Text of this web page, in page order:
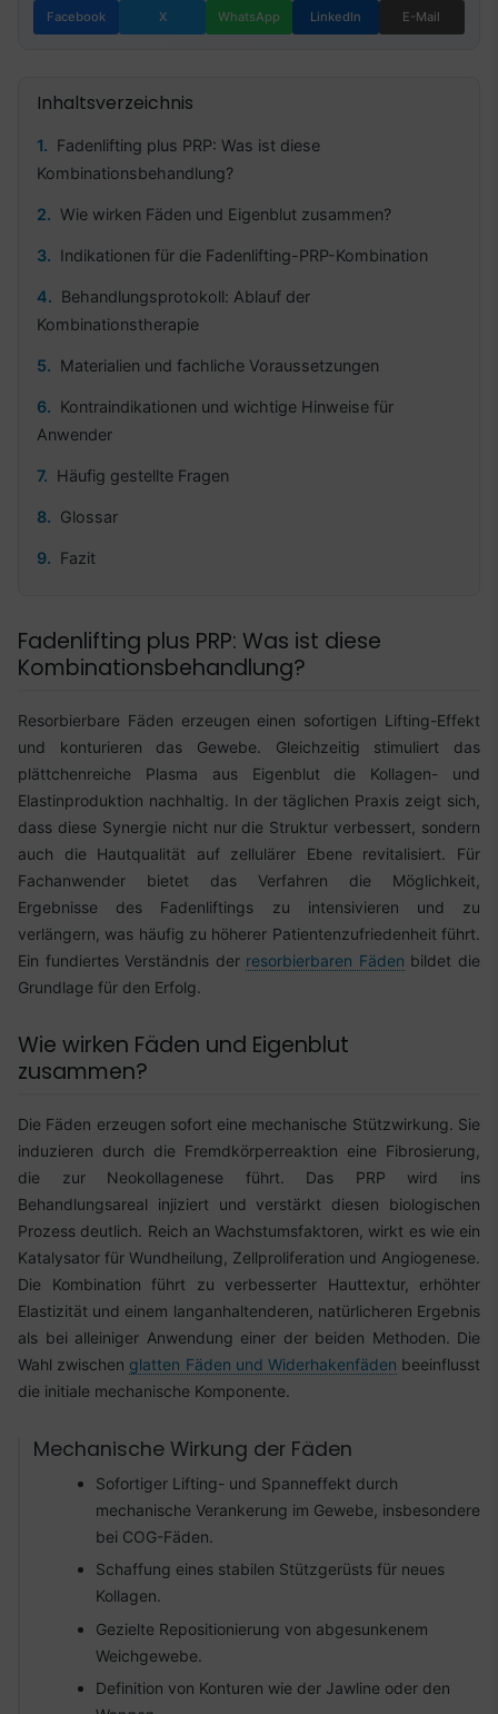
Facebook X WhatsApp LinkedIn E-Mail
Inhaltsverzeichnis
Fadenlifting plus PRP: Was ist diese
Kombinationsbehandlung?
Wie wirken Fäden und Eigenblut zusammen?
Indikationen für die Fadenlifting-PRP-Kombination
Behandlungsprotokoll: Ablauf der
Kombinationstherapie
Materialien und fachliche Voraussetzungen
Kontraindikationen und wichtige Hinweise für
Anwender
Häufig gestellte Fragen
Glossar
Fazit
Fadenlifting plus PRP: Was ist diese
Kombinationsbehandlung?
Resorbierbare Fäden erzeugen einen sofortigen Lifting-Effekt
und konturieren das Gewebe. Gleichzeitig stimuliert das
plättchenreiche Plasma aus Eigenblut die Kollagen- und
Elastinproduktion nachhaltig. In der täglichen Praxis zeigt sich,
dass diese Synergie nicht nur die Struktur verbessert, sondern
auch die Hautqualität auf zellulärer Ebene revitalisiert. Für
Fachanwender bietet das Verfahren die Möglichkeit,
Ergebnisse des Fadenliftings zu intensivieren und zu
verlängern, was häufig zu höherer Patientenzufriedenheit führt.
Ein fundiertes Verständnis der resorbierbaren Fäden bildet die
Grundlage für den Erfolg.
Wie wirken Fäden und Eigenblut
zusammen?
Die Fäden erzeugen sofort eine mechanische Stützwirkung. Sie
induzieren durch die Fremdkörperreaktion eine Fibrosierung,
die zur Neokollagenese führt. Das PRP wird ins
Behandlungsareal injiziert und verstärkt diesen biologischen
Prozess deutlich. Reich an Wachstumsfaktoren, wirkt es wie ein
Katalysator für Wundheilung, Zellproliferation und Angiogenese.
Die Kombination führt zu verbesserter Hauttextur, erhöhter
Elastizität und einem langanhaltenderen, natürlicheren Ergebnis
als bei alleiniger Anwendung einer der beiden Methoden. Die
Wahl zwischen glatten Fäden und Widerhakenfäden beeinflusst
die initiale mechanische Komponente.
Mechanische Wirkung der Fäden
Sofortiger Lifting- und Spanneffekt durch
mechanische Verankerung im Gewebe, insbesondere
bei COG-Fäden.
Schaffung eines stabilen Stützgerüsts für neues
Kollagen.
Gezielte Repositionierung von abgesunkenem
Weichgewebe.
Definition von Konturen wie der Jawline oder den